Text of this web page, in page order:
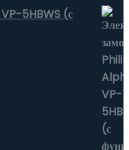
5HBWS (с